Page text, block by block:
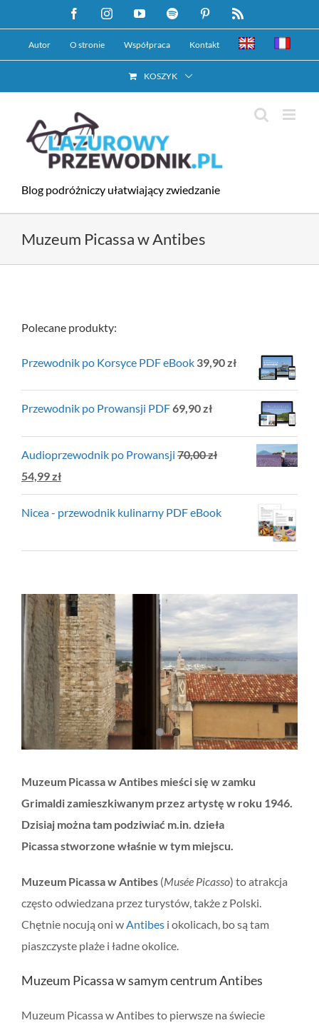
do
zawartości
FacebookInstagramYouTubeSpotify Pinterest
Autor O stronie Współpraca Kontakt
KOSZYK
Blog podróżniczy ułatwiający zwiedzanie
Muzeum Picassa w Antibes
Muzeum Picassa w Antibes mieści się w zamku
Grimaldi zamieszkiwanym przez artystę w roku 1946.
Dzisiaj można tam podziwiać m.in. dzieła
Picassa stworzone właśnie w tym miejscu.
Muzeum Picassa w Antibes (Musée Picasso) to atrakcja
często odwiedzana przez turystów, także z Polski.
Chętnie nocują oni wAntibes i okolicach, bo są tam
piaszczyste plaże i ładne okolice.
Muzeum Picassa w samym centrum Antibes
Muzeum Picassa w Antibes to pierwsze na świecie
Polecane produkty:
Przewodnik po Korsyce PDF eBook 39,90zł
Przewodnik po Prowansji PDF69,90zł
Audioprzewodnik po Prowansji 70,00zł
Pierwotna
cena
wynosiła:
54,99złAktualna
cena
wynosi:
Nicea - przewodnik kulinarny PDF eBook